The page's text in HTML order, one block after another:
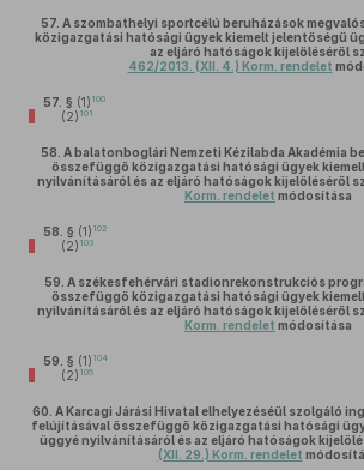
57. A szombathelyi sportcélú beruházások
közigazgatási hatósági ügyek kiemelt jelentőségű
az eljáró hatóságok kijelöléséről
462/2013. (XII. 4.) Korm. rendelet
57. § (1) 100
(2) 101
58. A balatonboglári Nemzeti Kézilabda Akadémia
összefüggő közigazgatási hatósági ügyek
nyilvánításáról és az eljáró hatóságok kijelöléséről
Korm. rendelet módosítása
58. § (1) 102
(2) 103
59. A székesfehérvári stadionrekonstrukciós
összefüggő közigazgatási hatósági ügyek
nyilvánításáról és az eljáró hatóságok kijelöléséről
Korm. rendelet módosítása
59. § (1) 104
(2) 105
60. A Karcagi Járási Hivatal elhelyezéséül szolgáló
felújításával összefüggő közigazgatási hatósági
üggyé nyilvánításáról és az eljáró hatóságok
(XII. 29.) Korm. rendelet